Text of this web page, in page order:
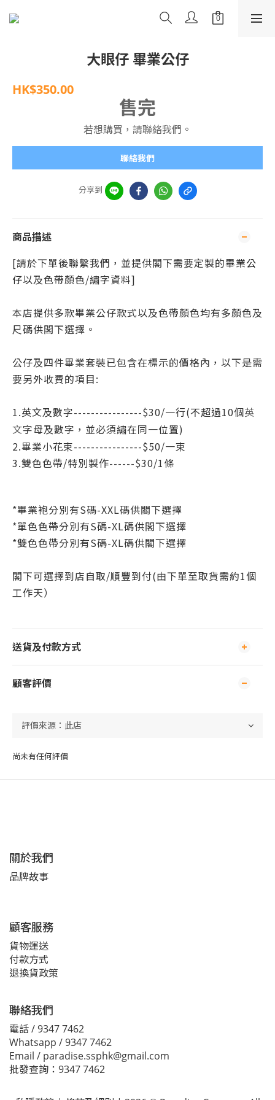
大眼仔 畢業公仔
HK$350.00
售完
若想購買，請聯絡我們。
聯絡我們
分享到
商品描述
[請於下單後聯繫我們，並提供閣下需要定製的畢業公
仔以及色帶顏色/繡字資料]
本店提供多款畢業公仔款式以及色帶顏色均有多顏色及
尺碼供閣下選擇。
公仔及四件畢業套裝已包含在標示的價格內，以下是需
要另外收費的項目:
1.英文及數字----------------$30/一行(不超過10個英
文字母及數字 ，並必須繡在同一位置)
2.畢業小花束----------------$50/一束
3.雙色色帶/特別製作------$30/1條
*畢業袍分別有S碼-XXL碼供閣下選擇
*單色色帶分別有S碼-XL碼供閣下選擇
*雙色色帶分別有S碼-XL碼供閣下選擇
閣下可選擇到店自取/順豐到付(由下單至取貨需約1個
工作天）
送貨及付款方式
顧客評價
尚未有任何評價
關於我們
品牌故事
顧客服務
貨物運送
付款方式
退換貨政策
聯絡我們
電話 / 9347 7462
Whatsapp / 9347 7462
Email / paradise.ssphk@gmail.com
批發查詢：9347 7462